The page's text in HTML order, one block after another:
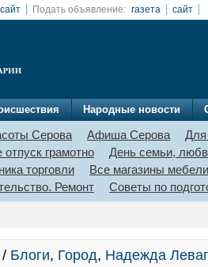
сайт Подать объявление: газета сайт
Народные новости
Серова Афиша Серова
Для
грамотно
День семьи,
торговли
Все магазины мебели
Ремонт
Советы по
Блоги, Город, Надежда